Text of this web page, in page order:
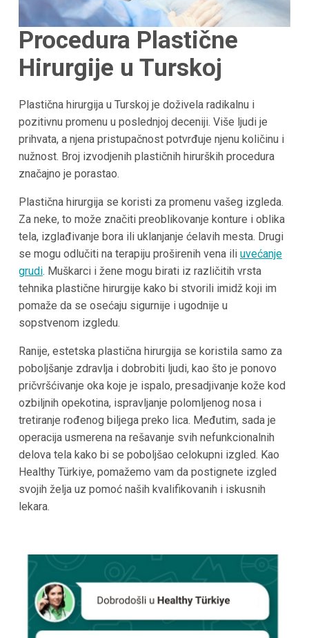
Procedura Plastične
Hirurgije u Turskoj
Plastična hirurgija u Turskoj je doživela radikalnu i
pozitivnu promenu u poslednjoj deceniji. Više ljudi je
prihvata, a njena pristupačnost potvrđuje njenu količinu i
nužnost. Broj izvodjenih plastičnih hirurških procedura
značajno je porastao.
Plastična hirurgija se koristi za promenu vašeg izgleda.
Za neke, to može značiti preoblikovanje konture i oblika
tela, izglađivanje bora ili uklanjanje ćelavih mesta. Drugi
se mogu odlučiti na terapiju proširenih vena ili uvećanje
grudi. Muškarci i žene mogu birati iz različitih vrsta
tehnika plastične hirurgije kako bi stvorili imidž koji im
pomaže da se osećaju sigurnije i ugodnije u
sopstvenom izgledu.
Ranije, estetska plastična hirurgija se koristila samo za
poboljšanje zdravlja i dobrobiti ljudi, kao što je ponovo
pričvršćivanje oka koje je ispalo, presadjivanje kože kod
ozbiljnih opekotina, ispravljanje polomljenog nosa i
tretiranje rođenog biljega preko lica. Međutim, sada je
operacija usmerena na rešavanje svih nefunkcionalnih
delova tela kako bi se poboljšao celokupni izgled. Kao
Healthy Türkiye, pomažemo vam da postignete izgled
svojih želja uz pomoć naših kvalifikovanih i iskusnih
lekara.